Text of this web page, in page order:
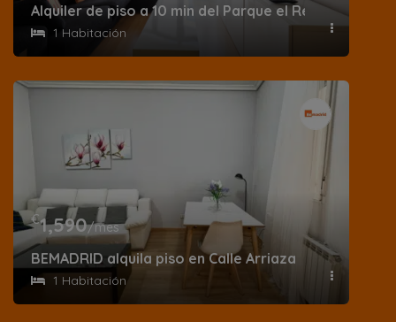
Alquiler de piso a 10 min del Parque el Retiro en
1 Habitación
€1,590/mes
BEMADRID alquila piso en Calle Arriaza
1 Habitación